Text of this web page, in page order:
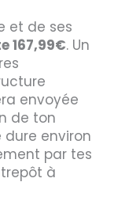
et de ses
167,99€. Un
envoyée
de ton
dure environ
par tes
à